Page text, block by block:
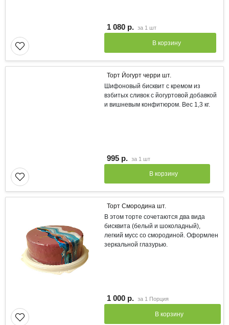
1 080 р. за 1 шт
В корзину
Торт Йогурт черри шт.
Шифоновый бисквит с кремом из
взбитых сливок с йогуртовой добавкой
и вишневым конфитюром. Вес 1,3 кг.
995 р. за 1 шт
В корзину
Торт Смородина шт.
В этом торте сочетаются два вида
бисквита (белый и шоколадный),
легкий мусс со смородиной. Оформлен
зеркальной глазурью.
1 000 р. за 1 Порция
В корзину